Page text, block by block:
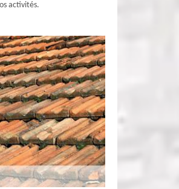
activités.